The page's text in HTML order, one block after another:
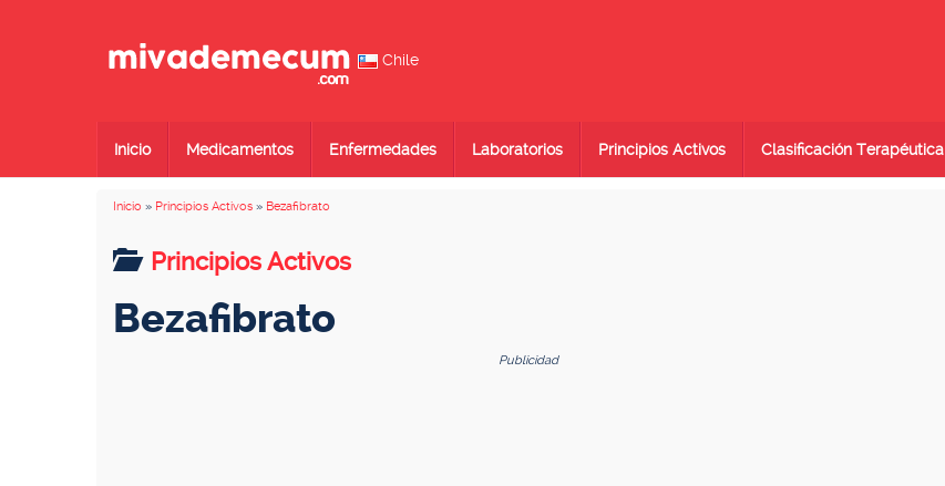
Chile
Inicio Medicamentos Enfermedades Laboratorios Principios Activos Clasificación Terapéutica
Inicio » Principios Activos » Bezafibrato
Principios Activos
Bezafibrato
Publicidad